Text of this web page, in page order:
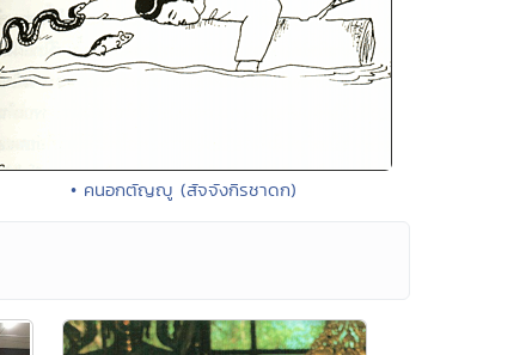
• คนอกตัญญู (สัจจังกิรชาดก)